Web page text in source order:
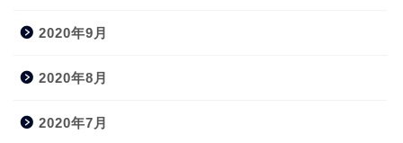
2020年9月
2020年8月
2020年7月